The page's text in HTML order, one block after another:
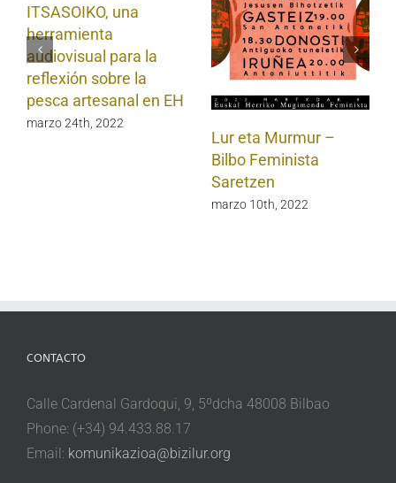
ITSASOIKO, una
herramienta
audiovisual para la
reflexión sobre la
pesca artesanal en EH
marzo 24th, 2022
Lur eta Murmur –
Bilbo Feminista
Saretzen
marzo 10th, 2022
CONTACTO
Calle Cardenal Gardoqui, 9, 5ºdcha 48008 Bilbao
Phone: (+34) 94.433.88.17
Email: komunikazioa@bizilur.org